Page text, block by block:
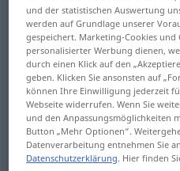
Beispiele
un INV emploi isolé
eins
un et unfont deux
einsundeinsistzwei
und der statistischen Auswertung
werden auf Grundlage unserer
gespeichert. Marketing-Cookies und
personalisierter Werbung dienen,
durch einen Klick auf den
geben. Klicken Sie ansonsten auf
können Ihre Einwilligung jederzeit
Webseite widerrufen. Wenn Sie
und den Anpassungsmöglichkeiten
Button „Mehr Optionen“.
Datenverarbeitung entnehmen Sie
Datenschutzerklärung. Hier finden